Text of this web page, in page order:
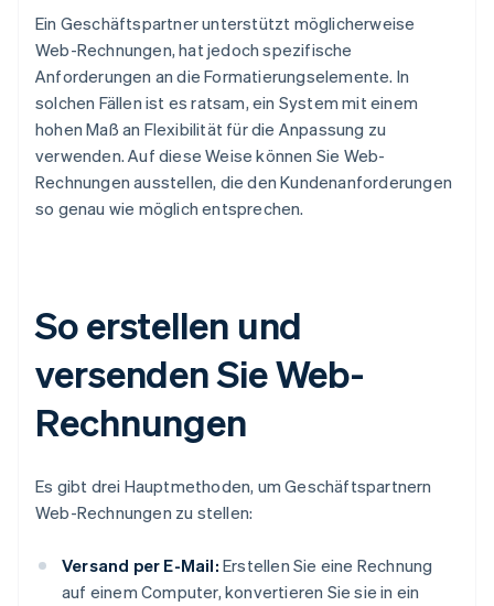
Ein Geschäftspartner unterstützt möglicherweise
Web-Rechnungen, hat jedoch spezifische
Anforderungen an die Formatierungselemente. In
solchen Fällen ist es ratsam, ein System mit einem
hohen Maß an Flexibilität für die Anpassung zu
verwenden. Auf diese Weise können Sie Web-
Rechnungen ausstellen, die den Kundenanforderungen
so genau wie möglich entsprechen.
So erstellen und
versenden Sie Web-
Rechnungen
Es gibt drei Hauptmethoden, um Geschäftspartnern
Web-Rechnungen zu stellen:
Versand per E-Mail: Erstellen Sie eine Rechnung
auf einem Computer, konvertieren Sie sie in ein